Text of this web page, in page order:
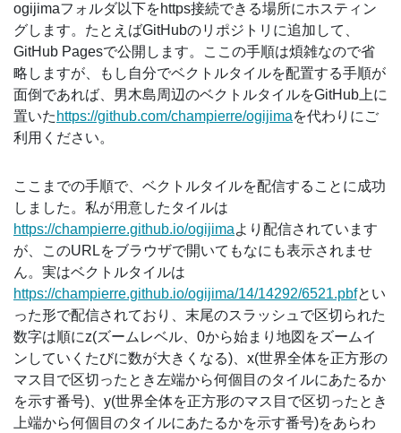
ogijimaフォルダ以下をhttps接続できる場所にホスティン
グします。たとえばGitHubのリポジトリに追加して、
GitHub Pagesで公開します。ここの手順は煩雑なので省
略しますが、もし自分でベクトルタイルを配置する手順が
面倒であれば、男木島周辺のベクトルタイルをGitHub上に
置いた https://github.com/champierre/ogijimaを代わりにご
利用ください。
ここまでの手順で、ベクトルタイルを配信することに成功
しました。私が用意したタイルは
https://champierre.github.io/ogijimaより配信されています
が、このURLをブラウザで開いてもなにも表示されませ
ん。実はベクトルタイルは
https://champierre.github.io/ogijima/14/14292/6521.pbfとい
った形で配信されており、末尾のスラッシュで区切られた
数字は順にz(ズームレベル、0から始まり地図をズームイ
ンしていくたびに数が大きくなる)、x(世界全体を正方形の
マス目で区切ったとき左端から何個目のタイルにあたるか
を示す番号)、y(世界全体を正方形のマス目で区切ったとき
上端から何個目のタイルにあたるかを示す番号)をあらわ